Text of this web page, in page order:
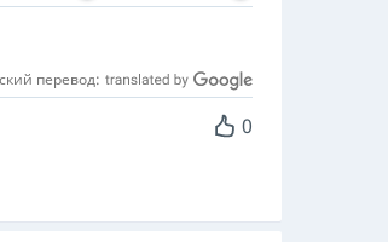
перевод:
0